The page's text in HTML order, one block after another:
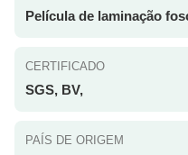
Película de laminação
CERTIFICADO
SGS, BV,
PAÍS DE ORIGEM